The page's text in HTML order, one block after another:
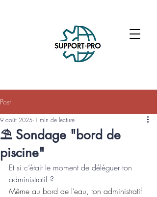
Post
⛱️ Sondage "bord de
piscine"
9 août 2025 1 min de lecture
Et si c’était le moment de déléguer ton
administratif ?
Même au bord de l’eau, ton administratif